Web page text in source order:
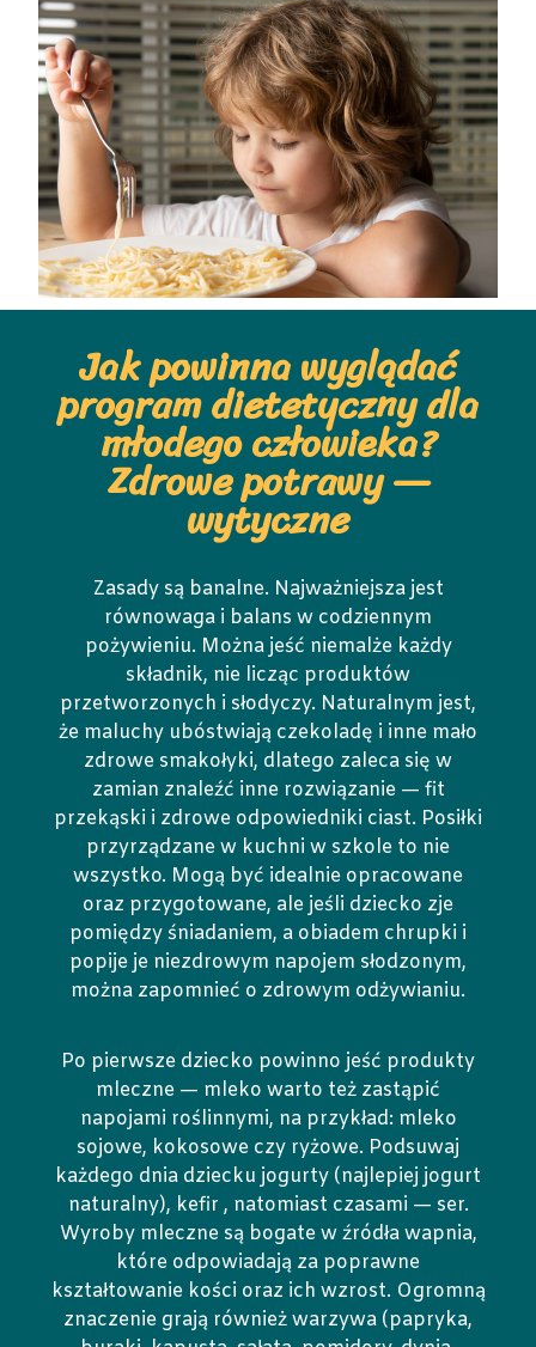
Jak powinna wyglądać
program dietetyczny dla
młodego człowieka?
Zdrowe potrawy —
wytyczne
Zasady są banalne. Najważniejsza jest
równowaga i balans w codziennym
pożywieniu. Można jeść niemalże każdy
składnik, nie licząc produktów
przetworzonych i słodyczy. Naturalnym jest,
że maluchy ubóstwiają czekoladę i inne mało
zdrowe smakołyki, dlatego zaleca się w
zamian znaleźć inne rozwiązanie — fit
przekąski i zdrowe odpowiedniki ciast. Posiłki
przyrządzane w kuchni w szkole to nie
wszystko. Mogą być idealnie opracowane
oraz przygotowane, ale jeśli dziecko zje
pomiędzy śniadaniem, a obiadem chrupki i
popije je niezdrowym napojem słodzonym,
można zapomnieć o zdrowym odżywianiu.
Po pierwsze dziecko powinno jeść produkty
mleczne — mleko warto też zastąpić
napojami roślinnymi, na przykład: mleko
sojowe, kokosowe czy ryżowe. Podsuwaj
każdego dnia dziecku jogurty (najlepiej jogurt
naturalny), kefir , natomiast czasami — ser.
Wyroby mleczne są bogate w źródła wapnia,
które odpowiadają za poprawne
kształtowanie kości oraz ich wzrost. Ogromną
znaczenie grają również warzywa (papryka,